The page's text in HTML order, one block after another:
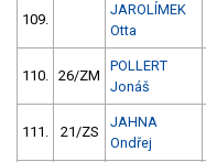
109.
JAROLÍMEK
Otta
110. 26/ZM
POLLERT
Jonáš
111. 21/ZS
JAHNA
Ondřej